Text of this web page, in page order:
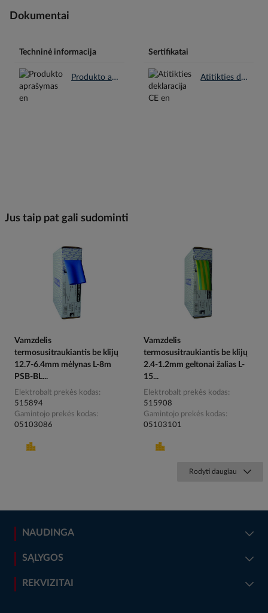
Dokumentai
Techninė informacija
Produkto aprašymas en.pdf
Sertifikatai
Atitikties deklaracija CE en.pdf
Jus taip pat gali sudominti
Vamzdelis
termosusitraukiantis be klijų
12.7-6.4mm mėlynas L-8m
PSB-BL...
Elektrobalt prekės kodas
515894
Gamintojo prekės kodas
05103086
Vamzdelis
termosusitraukiantis be klijų
2.4-1.2mm geltonai žalias L-
15...
Elektrobalt prekės kodas
515908
Gamintojo prekės kodas
05103101
Rodyti daugiau
NAUDINGA
SĄLYGOS
REKVIZITAI